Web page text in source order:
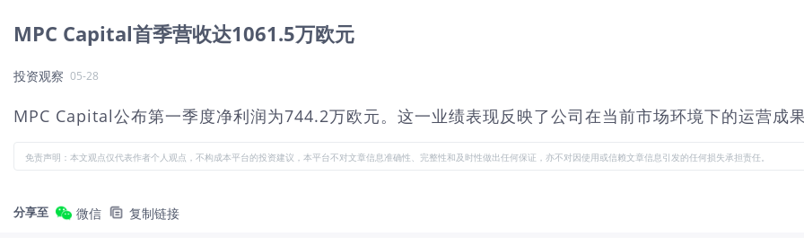
MPC Capital首季营收达1061.5万欧元
投资观察 05-28
MPC Capital公布第一季度净利润为744.2万欧元。这一业绩表现反映了公司在当前市场环境下的运营成
免责声明：本文观点仅代表作者个人观点，不构成本平台的投资建议，本平台不对文章信息准确性、完整性和及时性做出任何保证，亦不对因使用或信赖文章信息引发的任何损失承担责任。
分享至 微信 复制链接